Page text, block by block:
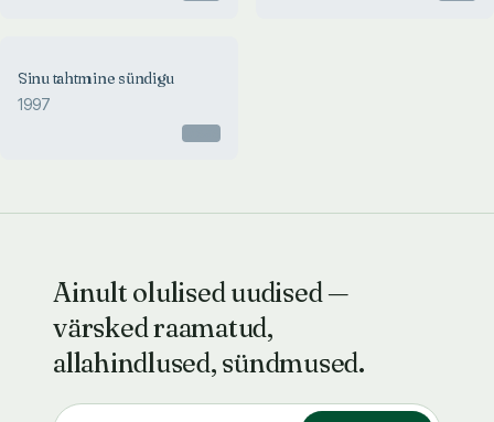
Sinu tahtmine sündigu
1997
Ainult olulised uudised —
värsked raamatud,
allahindlused, sündmused.